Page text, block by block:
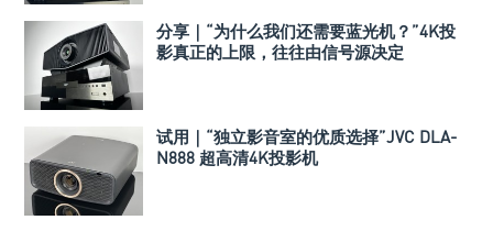
分享｜“为什么我们还需要蓝光机？”4K投
影真正的上限，往往由信号源决定
试用｜“独立影音室的优质选择”JVC DLA-
N888 超高清4K投影机